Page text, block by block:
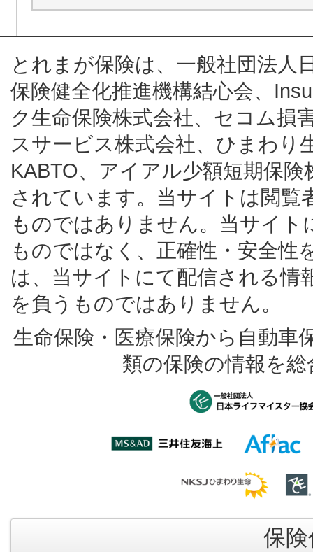
とれまが保険は、一般社団法人
保険健全化推進機構結心会、
ク生命保険株式会社、セコム損
スサービス株式会社、ひまわり
KABTO、アイアル少額短期保
されています。当サイトは閲覧
ものではありません。当サイ
ものではなく、正確性・安全性
は、当サイトにて配信される情
を負うものではありません。
生命保険・医療保険から自動車
類の保険の情報を
保